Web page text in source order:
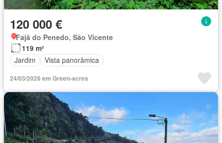
120 000 €
Fajã do Penedo, São Vicente
119 m²
Jardim
Vista panorâmica
24/03/2026 em Green-acres